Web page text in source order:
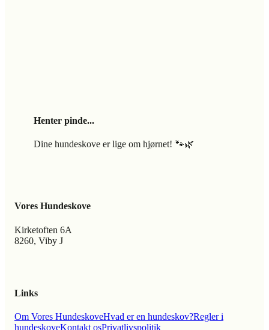
Henter pinde...
Dine hundeskove er lige om hjørnet! 🐾🌿
Vores Hundeskove
Kirketoften 6A
8260, Viby J
Links
Om Vores HundeskoveHvad er en hundeskov?Regler i
hundeskoveKontakt osPrivatlivspolitik